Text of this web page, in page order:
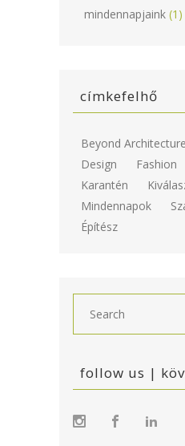
mindennapjaink (1)
címkefelhő
Beyond Architecture
Design
Fashion
Karantén
Mindennapok
Építész
follow us |